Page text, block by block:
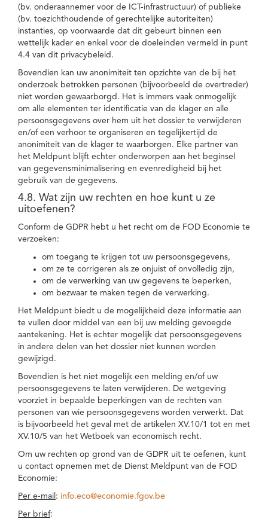
(bv. onderaannemer voor de ICT-infrastructuur) of publieke
(bv. toezichthoudende of gerechtelijke autoriteiten)
instanties, op voorwaarde dat dit gebeurt binnen een
wettelijk kader en enkel voor de doeleinden vermeld in punt
4.4 van dit privacybeleid.
Bovendien kan uw anonimiteit ten opzichte van de bij het
onderzoek betrokken personen (bijvoorbeeld de overtreder)
niet worden gewaarborgd. Het is immers vaak onmogelijk
om alle elementen ter identificatie van de klager en alle
persoonsgegevens over hem uit het dossier te verwijderen
en/of een verhoor te organiseren en tegelijkertijd de
anonimiteit van de klager te waarborgen. Elke partner van
het Meldpunt blijft echter onderworpen aan het beginsel
van gegevensminimalisering en evenredigheid bij het
gebruik van de gegevens.
4.8. Wat zijn uw rechten en hoe kunt u ze
uitoefenen?
Conform de GDPR hebt u het recht om de FOD Economie te
verzoeken:
om toegang te krijgen tot uw persoonsgegevens,
om ze te corrigeren als ze onjuist of onvolledig zijn,
om de verwerking van uw gegevens te beperken,
om bezwaar te maken tegen de verwerking.
Het Meldpunt biedt u de mogelijkheid deze informatie aan
te vullen door middel van een bij uw melding gevoegde
aantekening. Het is echter mogelijk dat persoonsgegevens
in andere delen van het dossier niet kunnen worden
gewijzigd.
Bovendien is het niet mogelijk een melding en/of uw
persoonsgegevens te laten verwijderen. De wetgeving
voorziet in bepaalde beperkingen van de rechten van
personen van wie persoonsgegevens worden verwerkt. Dat
is bijvoorbeeld het geval met de artikelen XV.10/1 tot en met
XV.10/5 van het Wetboek van economisch recht.
Om uw rechten op grond van de GDPR uit te oefenen, kunt
u contact opnemen met de Dienst Meldpunt van de FOD
Economie:
Per e-mail : info.eco@economie.fgov.be
Per brief: